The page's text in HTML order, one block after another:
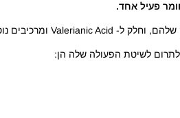
פעיל אחד.
לתרום לשיטת הפעולה שלה הן: